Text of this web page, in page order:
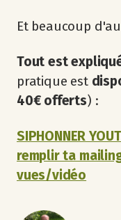
Et beaucoup
Tout est
pratique est
40€ offerts) :
SIPHONNER
remplir ta
vues/vidéo